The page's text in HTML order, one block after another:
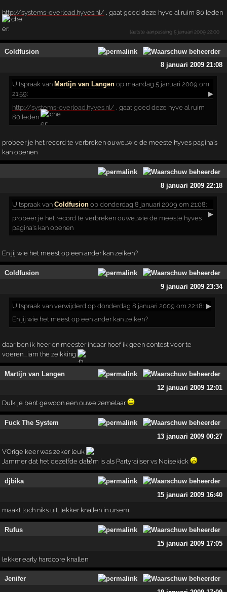
http://systems-overload.hyves.nl/ , gaat goed deze hyve al ruim 80 leden
laatste aanpassing5 januari 2009 22:00
Coldfusion
8 januari 2009 21:08
Uitspraak van Martijn van Langen op maandag 5 januari 2009 om
21:59:
▶
http://systems-overload.hyves.nl/ , gaat goed deze hyve al ruim
80 leden
probeer je het record te verbreken ouwe...wie de meeste hyves pagina's
kan openen
8 januari 2009 22:18
Uitspraak vanColdfusion op donderdag 8 januari 2009 om 21:08:
▶
probeer je het record te verbreken ouwe...wie de meeste hyves
pagina's kan openen
En jij wie het meest op een ander kan zeiken?
Coldfusion
9 januari 2009 23:34
Uitspraak van verwijderd op donderdag 8 januari 2009 om 22:18: ▶
En jij wie het meest op een ander kan zeiken?
daar ben ik heer en meester indaar hoef ik geen contest voor te
voeren....iam the zeikking
Martijn van Langen
12 januari 2009 12:01
Dulk je bent gewoon een ouwe zemelaar
Fuck The System
13 januari 2009 00:27
VOrige keer was zeker leuk
Jammer dat het dezelfde datum is als Partyraiiser vs Noisekick
djbika
15 januari 2009 16:40
maakt toch niks uit. lekker knallen in ursem.
Rufus
15 januari 2009 17:05
lekker early hardcore knallen
Jenifer